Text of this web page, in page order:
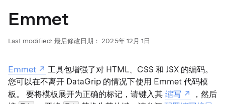
Emmet
Last modified: 最后修改日期： 2025年 12月 1日
Emmet
工具包增强了对 HTML、CSS 和 JSX 的编码。
您可以在不离开 DataGrip 的情况下使用 Emmet 代码模
板。 要将模板展开为正确的标记，请键入其 缩写
，然后